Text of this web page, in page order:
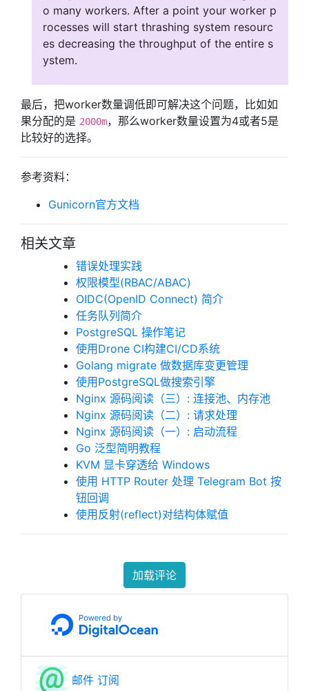
o many workers. After a point your worker p
rocesses will start thrashing system resourc
es decreasing the throughput of the entire s
ystem.
最后，把worker数量调低即可解决这个问题，比如如
果分配的是 2000m，那么worker数量设置为4或者5是
比较好的选择。
参考资料：
Gunicorn官方文档
相关文章
错误处理实践
权限模型(RBAC/ABAC)
OIDC(OpenID Connect) 简介
任务队列简介
PostgreSQL 操作笔记
使用Drone CI构建CI/CD系统
Golang migrate 做数据库变更管理
使用PostgreSQL做搜索引擎
Nginx 源码阅读（三）: 连接池、内存池
Nginx 源码阅读（二）: 请求处理
Nginx 源码阅读（一）: 启动流程
Go 泛型简明教程
KVM 显卡穿透给 Windows
使用 HTTP Router 处理 Telegram Bot 按
钮回调
使用反射(reflect)对结构体赋值
加载评论
邮件 订阅